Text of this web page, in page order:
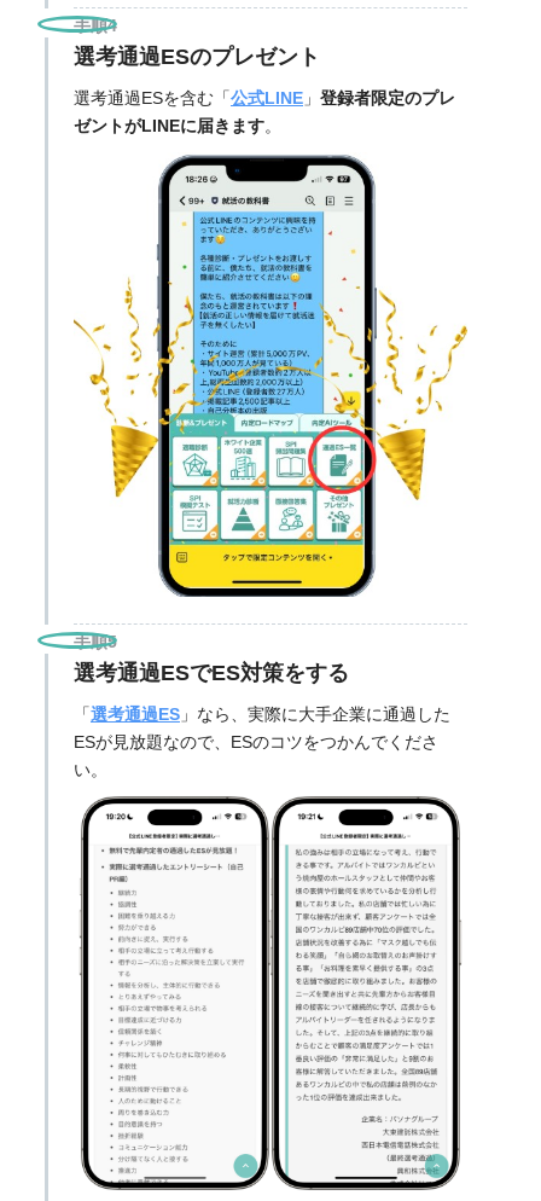
手順4
選考通過ESのプレゼント
選考通過ESを含む「公式LINE 」 登録者限定のプレ
ゼントがLINEに届きます。
手順5
選考通過ESでES対策をする
「選考通過ES 」なら、実際に大手企業に通過した
ESが見放題なので、ESのコツをつかんでくださ
い。